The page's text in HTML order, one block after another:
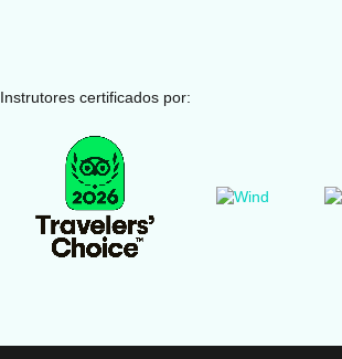
Instrutores certificados por: